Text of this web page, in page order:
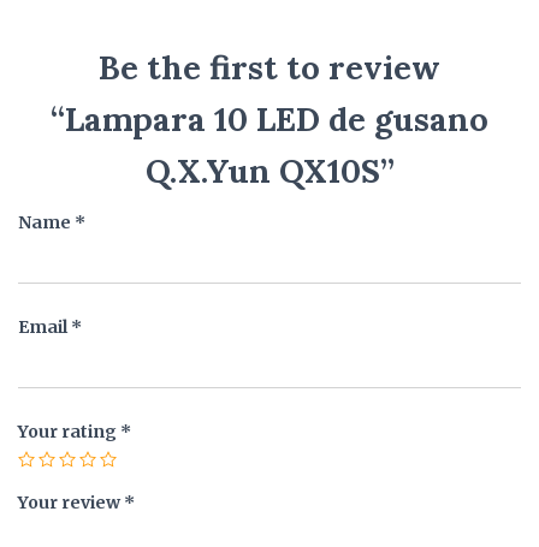
Be the first to review
“Lampara 10 LED de gusano
Q.X.Yun QX10S”
Name *
Email*
Your rating *
Your review*